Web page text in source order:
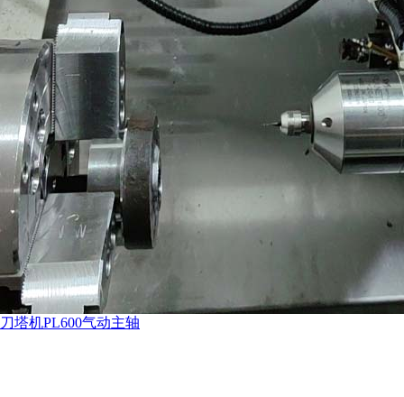
刀塔机PL600气动主轴